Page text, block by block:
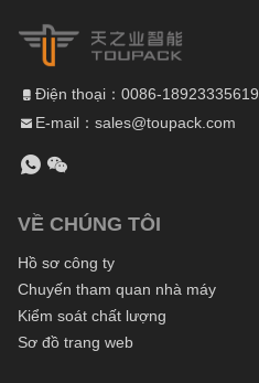
Điện thoại：0086-18923335619
E-mail：sales@toupack.com
VỀ CHÚNG TÔI
Hồ sơ công ty
Chuyến tham quan nhà máy
Kiểm soát chất lượng
Sơ đồ trang web